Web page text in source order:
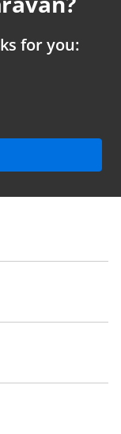
for you: